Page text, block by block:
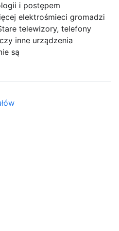
i postępem
elektrośmieci gromadzi
telewizory, telefony
inne urządzenia
są